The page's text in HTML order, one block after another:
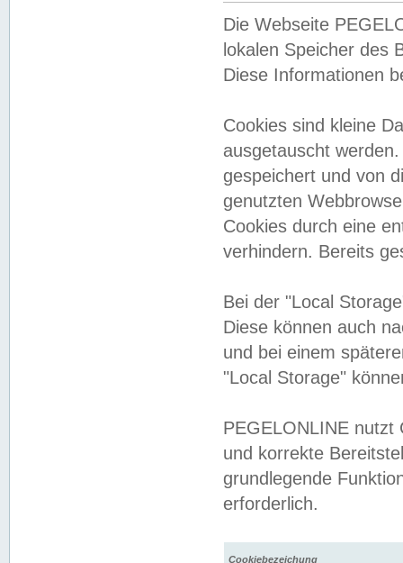
Die Webseite
lokalen Speicher des
Diese Informationen
Cookies sind kleine
ausgetauscht
gespeichert und von
genutzten
Cookies durch eine
verhindern. Bereits
Bei der "Local
Diese können auch
und bei einem
"Local Storage"
PEGELONLINE nutzt
und korrekte
grundlegende
erforderlich.
Cookiebezeichung